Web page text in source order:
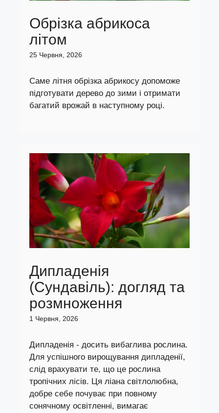
Обрізка абрикоса
літом
25 Червня, 2026
Саме літня обрізка абрикосу допоможе
підготувати дерево до зими і отримати
багатий врожай в наступному році.
Дипладенія
(Сундавіль): догляд та
розмноження
1 Червня, 2026
Дипладенія - досить вибаглива рослина.
Для успішного вирощування дипладенії,
слід врахувати те, що це рослина
тропічних лісів. Ця ліана світлолюбна,
добре себе почуває при повному
сонячному освітленні, вимагає